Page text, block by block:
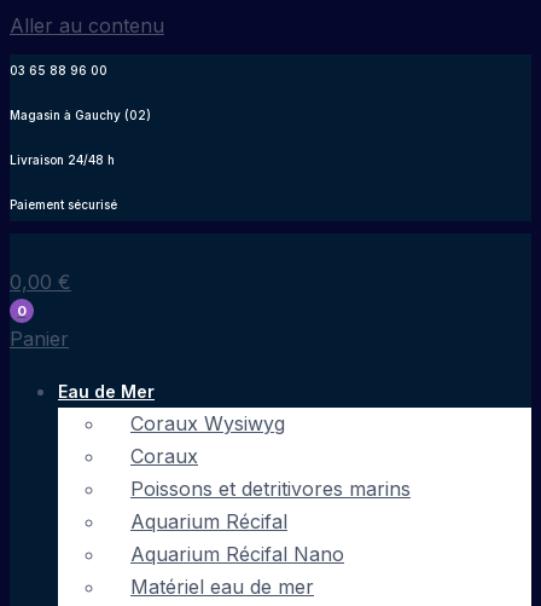
Aller au contenu
03 65 88 96 00
Magasin à Gauchy (02)
Livraison 24/48 h
Paiement sécurisé
0,00 €
0
Panier
Eau de Mer
Coraux Wysiwyg
Coraux
Poissons et detritivores marins
Aquarium Récifal
Aquarium Récifal Nano
Matériel eau de mer